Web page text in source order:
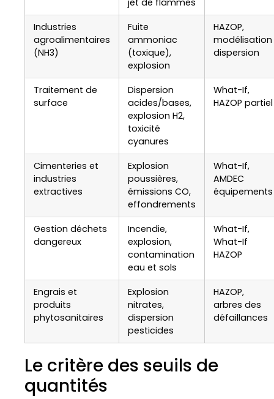
jet de flammes
Industries
agroalimentaires
(NH3)
Fuite
ammoniac
(toxique),
explosion
HAZOP,
modélisation
dispersion
Traitement de
surface
Dispersion
acides/bases,
explosion H2,
toxicité
cyanures
What-If,
HAZOP partiel
Cimenteries et
industries
extractives
Explosion
poussières,
émissions CO,
effondrements
What-If,
AMDEC
équipements
Gestion déchets
dangereux
Incendie,
explosion,
contamination
eau et sols
What-If,
What-If
HAZOP
Engrais et
produits
phytosanitaires
Explosion
nitrates,
dispersion
pesticides
HAZOP,
arbres des
défaillances
Le critère des seuils de
quantités